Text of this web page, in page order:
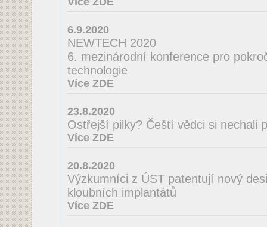
6.9.2020
NEWTECH 2020
6. mezinárodní konference pro
technologie
Více ZDE
23.8.2020
Ostřejší pilky? Čeští vědci si nechali
Více ZDE
20.8.2020
Výzkumníci z ÚST patentují nový
kloubních implantátů
Více ZDE